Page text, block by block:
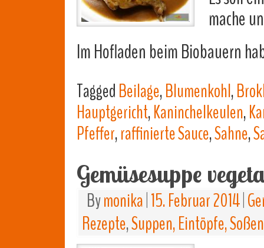
mache
Im Hofladen beim Biobauern
TaggedBeilage,Blumenkohl,
Hauptgericht,Kaninchelkeulen,
Pfeffer,raffinierte Sauce,Sahne,
Gemüsesuppe
Bymonika 15. Februar 2014
Rezepte,Suppen, Eintöpfe,